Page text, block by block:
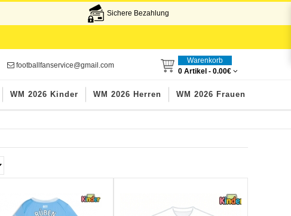
Sichere Bezahlung
footballfanservice@gmail.com
Warenkorb
0 Artikel - 0.00€
WM 2026 Kinder WM 2026 Herren WM 2026 Frauen